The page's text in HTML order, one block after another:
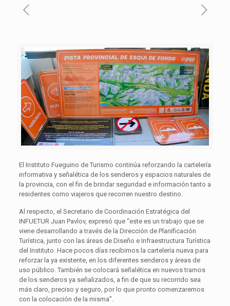
El Instituto Fueguino de Turismo continúa reforzando la cartelería
informativa y señalética de los senderos y espacios naturales de
la provincia, con el fin de brindar seguridad e información tanto a
residentes como viajeros que recorren nuestro destino.
Al respecto, el Secretario de Coordinación Estratégica del
INFUETUR Juan Pavlov, expresó que “este es un trabajo que se
viene desarrollando a través de la Dirección de Planificación
Turística, junto con las áreas de Diseño e Infraestructura Turística
del Instituto. Hace pocos días recibimos la cartelería nueva para
reforzar la ya existente, en los diferentes senderos y áreas de
uso público. También se colocará señalética en nuevos tramos
de los senderos ya señalizados, a fin de que su recorrido sea
más claro, preciso y seguro, por lo que pronto comenzaremos
con la colocación de la misma”.